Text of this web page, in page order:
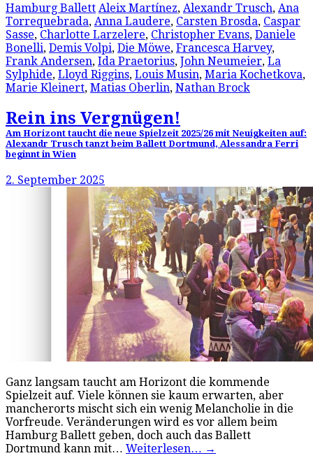
Hamburg Ballett Aleix Martínez, Alexandr Trusch, Ana
Torrequebrada, Anna Laudere, Carsten Brosda, Caspar
Sasse, Charlotte Larzelere, Christopher Evans, Daniele
Bonelli, Demis Volpi, Die Möwe, Francesca Harvey,
Frank Andersen, Ida Praetorius, John Neumeier, La
Sylphide, Lloyd Riggins, Louis Musin, Maria Kochetkova,
Marie Kleinert, Matias Oberlin, Nathan Brock
Rein ins Vergnügen!
Am Horizont taucht die neue Spielzeit 2025/26 mit Neuigkeiten auf:
Alexandr Trusch tanzt beim Ballett Dortmund, Alessandra Ferri
beginnt in Wien
2. September 2025
Ganz langsam taucht am Horizont die kommende
Spielzeit auf. Viele können sie kaum erwarten, aber
mancherorts mischt sich ein wenig Melancholie in die
Vorfreude. Veränderungen wird es vor allem beim
Hamburg Ballett geben, doch auch das Ballett
Dortmund kann mit… Weiterlesen… →